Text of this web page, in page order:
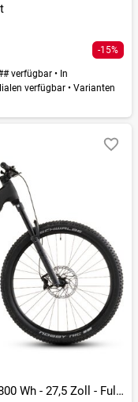
-15%
verfügbar • In
verfügbar • Varianten
Stereo Hybrid ONE44 HPC Race 800 - 800 Wh - 27,5 Zoll - Fully